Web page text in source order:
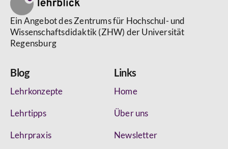
Ein Angebot des Zentrums für Hochschul- und
Wissenschaftsdidaktik (ZHW) der Universität
Regensburg
Blog
Lehrkonzepte
Lehrtipps
Lehrpraxis
Links
Home
Über uns
Newsletter